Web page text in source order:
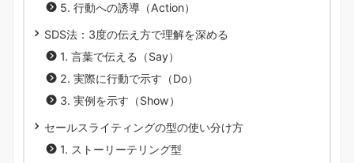
5. 行動への誘導（Action）
SDS法：3度の伝え方で理解を深める
1. 言葉で伝える（Say）
2. 実際に行動で示す（Do）
3. 実例を示す（Show）
セールスライティングの型の使い分け方
1. ストーリーテリング型